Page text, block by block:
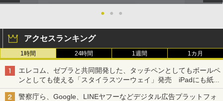
● ● ●
アクセスランキング
1時間 24時間 1週間 1カ月
エレコム、ゼブラと共同開発した、タッチペンとしてもボールペ
ンとしても使える「スタイラスツーウェイ」発売 iPadにも紙に
も、持ち替えずに書き込める
警察庁ら、Google、LINEヤフーなどデジタル広告プラットフォ